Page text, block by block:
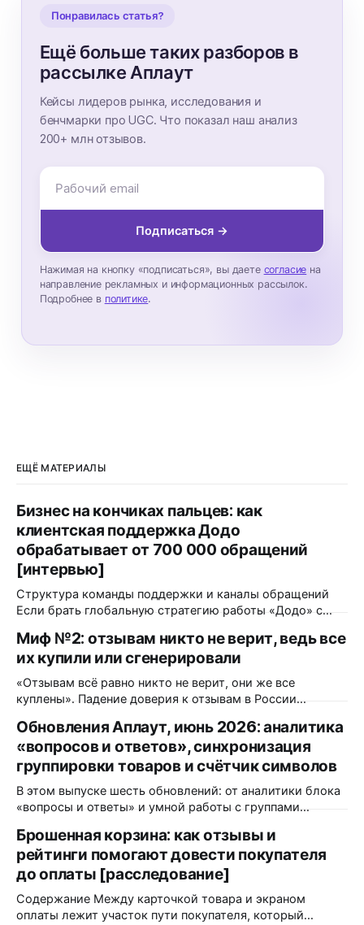
Понравилась статья?
Ещё больше таких разборов в
рассылке Аплаут
Кейсы лидеров рынка, исследования и
бенчмарки про UGC. Что показал наш анализ
200+ млн отзывов.
Подписаться →
Нажимая на кнопку «подписаться», вы даете согласие на
направление рекламных и информационных рассылок.
Подробнее в политике.
ЕЩЁ МАТЕРИАЛЫ
Бизнес на кончиках пальцев: как
клиентская поддержка Додо
обрабатывает от 700 000 обращений
[интервью]
Структура команды поддержки и каналы обращений
Если брать глобальную стратегию работы «Додо» с
Как это происходит? Функционально — это единая
централизованная команда поддержки, состоящая из
почти 500 человек. Она полностью удалённая, ее
саппорты находятся даже в разных странах. Каждый
месяц мы принимаем около 700
Миф №2: отзывам никто не верит, ведь все
их купили или сгенерировали
«Отзывам всё равно никто не верит, они же все
куплены». Падение доверия к отзывам в России
и с тех пор сопоставимого замера никто не повторял. А
всё, что выходило позже, меряло уже другое и
продолжения падения не показало. Но даже если
Обновления Аплаут, июнь 2026: аналитика
«вопросов и ответов», синхронизация
группировки товаров и счётчик символов
В этом выпуске шесть обновлений: от аналитики блока
«вопросы и ответы» и умной работы с группами
модератора каждый день. Разбираем, что изменилось и
кому это пригодится. Аналитика блока «вопросы и
ответы» в Яндекс.Метрике Что изменилось: блок
взаимодействия
Брошенная корзина: как отзывы и
рейтинги помогают довести покупателя
до оплаты [расследование]
Содержание Между карточкой товара и экраном
оплаты лежит участок пути покупателя, который